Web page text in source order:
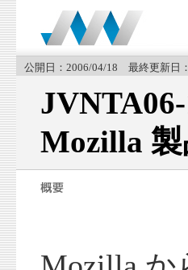
公開日：2006/04/18 最終更新日
Mozilla